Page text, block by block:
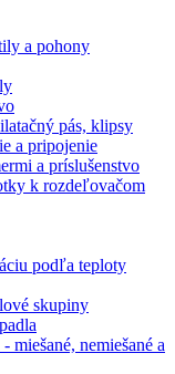
a pohony
pás, klipsy
a pripojenie
a príslušenstvo
k rozdeľovačom
podľa teploty
skupiny
nemiešané a